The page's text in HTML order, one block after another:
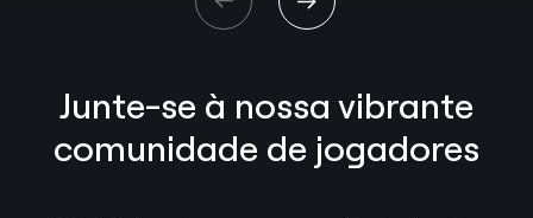
Junte-se à nossa vibrante
comunidade de jogadores